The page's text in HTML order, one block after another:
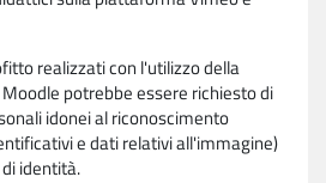
realizzati con l'utilizzo della
potrebbe essere richiesto di
idonei al riconoscimento
e dati relativi all'immagine)
identità.